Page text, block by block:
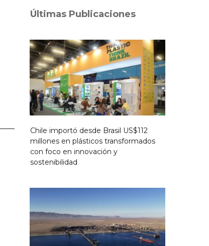
Últimas Publicaciones
Chile importó desde Brasil US$112
millones en plásticos transformados
con foco en innovación y
sostenibilidad